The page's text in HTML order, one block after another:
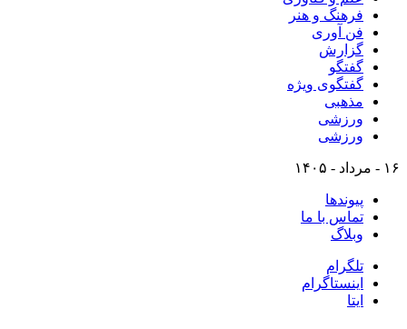
فرهنگ و هنر
فن آوری
گزارش
گفتگو
گفتگوی ویژه
مذهبی
ورزشی
ورزشی
۱۶ - مرداد - ۱۴۰۵
پیوندها
تماس با ما
وبلاگ
تلگرام
اینستاگرام
ایتا